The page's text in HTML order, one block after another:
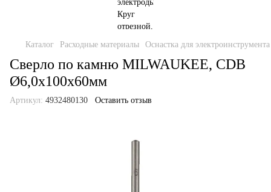
Каталог Расходные материалы Оснастка для электроинструмента
Сверло по камню MILWAUKEE, CDB
Ø6,0x100х60мм
Артикул: 4932480130 Оставить отзыв